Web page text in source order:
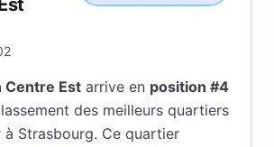
Centre Est arrive en position #4
des meilleurs quartiers
à Strasbourg. Ce quartier